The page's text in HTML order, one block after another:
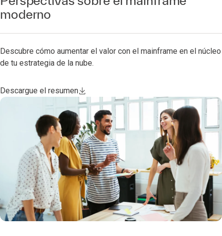
moderno
Descubre cómo aumentar el valor con el mainframe en el núcleo
de tu estrategia de la nube.
Descargue el resumen